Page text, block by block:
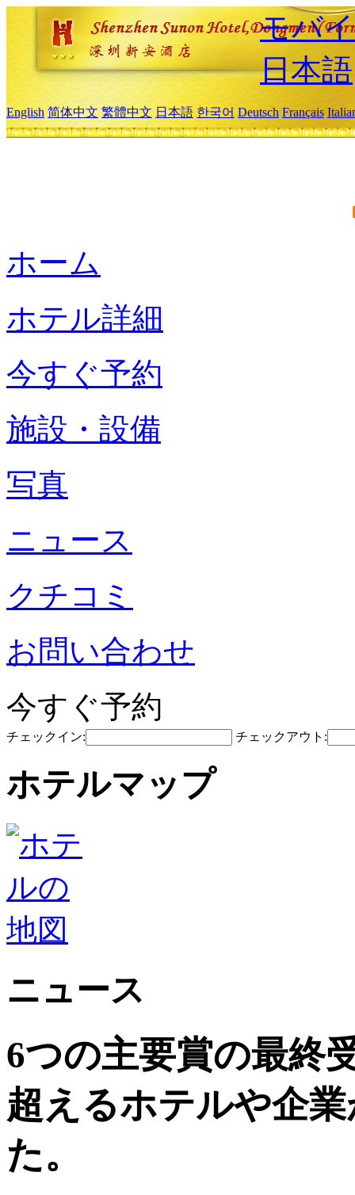
モバ
日本語
English 简体中文 繁體中文 日本語 한국어 Deutsch Français
ホーム
ホテル詳細
今すぐ予約
施設・設備
写真
ニュース
クチコミ
お問い合わせ
今すぐ予約
チェックイン: チェックアウト:
ホテルマップ
ニュース
6つの主要賞の最終
超えるホテルや企
た。